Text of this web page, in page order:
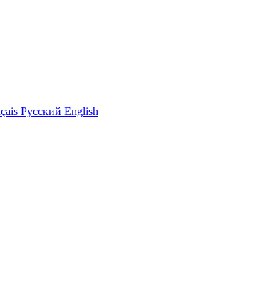
Русский English